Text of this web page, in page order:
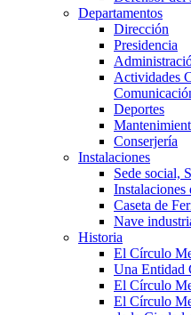
Departamentos
Dirección
Presidencia
Actividades
Deportes
Conserjería
Instalaciones
Sede social,
Instalaciones
Caseta de
Nave
Historia
El Círculo
Una Entidad
El Círculo
El Círculo